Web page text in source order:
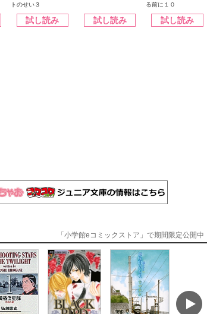
トのせい３
試し読み 試し読み
る前に１０
試し読み
「小学館eコミックストア」で期間限定公開中